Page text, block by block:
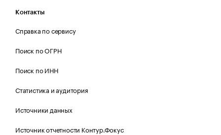
Контакты
Справка по сервису
Поиск по ОГРН
Поиск по ИНН
Статистика и аудитория
Источники данных
Источник отчетности Контур.Фокус